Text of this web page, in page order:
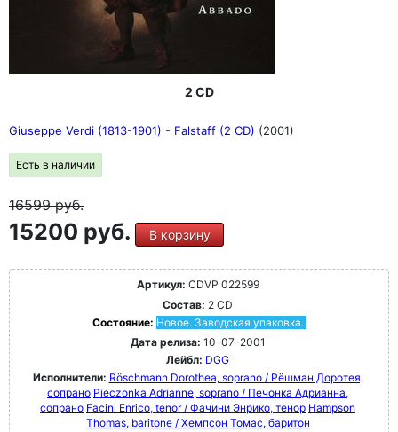
2 CD
Giuseppe Verdi (1813-1901) - Falstaff (2 CD) (2001)
Есть в наличии
16599руб.
15200 руб. В корзину
Артикул: CDVP 022599
Состав: 2 CD
Состояние: Новое. Заводская упаковка.
Дата релиза: 10-07-2001
Лейбл: DGG
Исполнители: Röschmann Dorothea, soprano / Рёшман Доротея,
сопрано Pieczonka Adrianne, soprano / Печонка Адрианна,
сопрано Facini Enrico, tenor / Фачини Энрико, тенор Hampson
Thomas, baritone / Хемпсон Томас, баритон